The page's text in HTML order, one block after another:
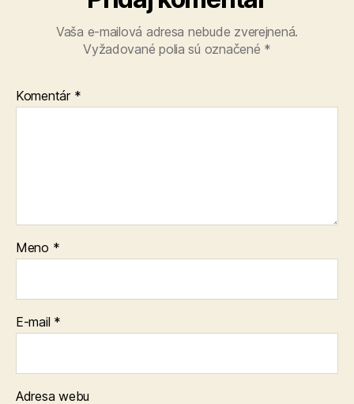
Vaša e-mailová adresa nebude zverejnená.
Vyžadované polia sú označené *
Komentár *
Meno *
E-mail *
Adresa webu